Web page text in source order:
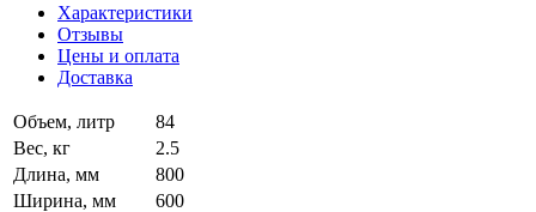
Характеристики
Отзывы
Цены и оплата
Доставка
Объем, литр
84
Вес, кг
2.5
Длина, мм
800
Ширина, мм
600